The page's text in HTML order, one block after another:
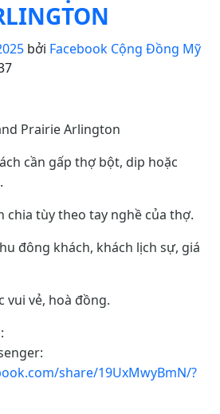
bởi Facebook Cộng Đồng Mỹ
Prairie Arlington
cần gấp thợ bột, dip hoặc
chia tùy theo tay nghề của thợ.
đông khách, khách lịch sự, giá
vui vẻ, hoà đồng.
share/19UxMwyBmN/?